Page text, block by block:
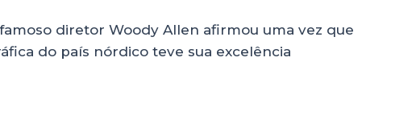
diretor Woody Allen afirmou uma vez que
do país nórdico teve sua excelência